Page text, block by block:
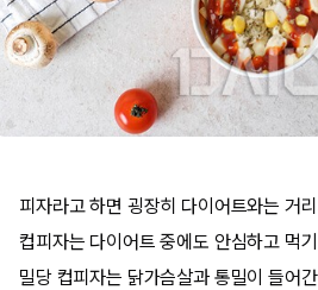
피자라고 하면 굉장히 다이어트와는 거
컵피자는 다이어트 중에도 안심하고 먹
밀당 컵피자는 닭가슴살과 통밀이 들어